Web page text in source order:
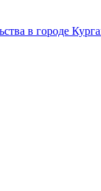
в городе